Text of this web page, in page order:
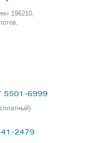
196210,
5501-6999
2479